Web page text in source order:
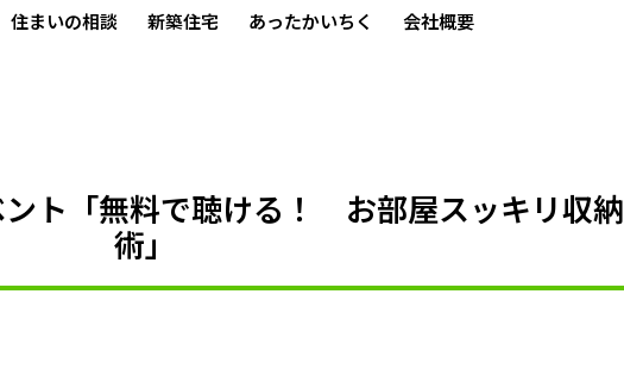
住まいの相談 新築住宅 あったかいちく 会社概要
ト「無料で聴ける！ お部屋スッキリ収納
術」